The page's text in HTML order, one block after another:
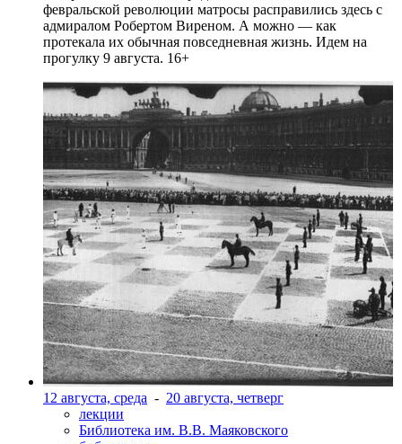
февральской революции матросы расправились здесь с
адмиралом Робертом Виреном. А можно — как
протекала их обычная повседневная жизнь. Идем на
прогулку 9 августа. 16+
12 августа, среда - 20 августа, четверг
лекции
Библиотека им. В.В. Маяковского